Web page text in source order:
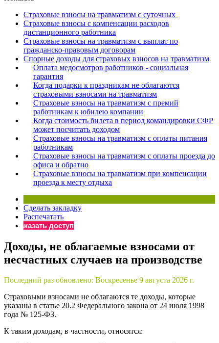
Бератор
«Практическая энциклопедия бухгалтера»
Материалы электронного журнала
«Нормативные акты для бухгалтера»
Материалы электронного журнала
«Практическая бухгалтерия»
Онлайн-сервисы «Учетная политика» и «Алгоритмы
Просто заполните форму, и мы вышлем вам на почту
Страховые взносы на травматизм с суточных
Страховые взносы с компенсации расходов
дистанционного работника
Страховые взносы на травматизм с выплат по
гражданско-правовым договорам
Спорные доходы для страховых взносов на травматизм
Оплата медосмотров работников - социальная
гарантия
Когда подарки к праздникам не облагаются
страховыми взносами на травматизм
Страховые взносы на травматизм с премий
работникам к юбилею компании
Когда стоимость билета в период командировки СФР
может посчитать доходом
Страховые взносы на травматизм с оплаты питания
работникам
Страховые взносы на травматизм с оплаты проезда до
офиса и обратно
Страховые взносы на травматизм при компенсации
проезда к месту отдыха
Сделать закладку
Распечатать
Заказать доступ
Доходы, не облагаемые взносами от
несчастных случаев на производстве
Последний раз обновлено: Воскресенье 9 августа 2026 г.
Страховыми взносами не облагаются те доходы, которые
указаны в статье 20.2 Федерального закона от 24 июля 1998
года № 125-ФЗ.
К таким доходам, в частности, относятся: